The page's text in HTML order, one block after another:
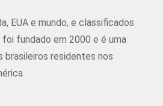
EUA e mundo, e classificados
fundado em 2000 e é uma
brasileiros residentes nos